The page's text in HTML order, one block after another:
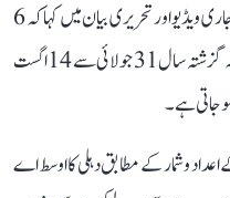
اجے ماکن نے سوشل میڈیا پلیٹ فارم ایکس پر جاری ویڈیو اور تحریری بیان میں کہا کہ 6
اگست سے 7 اگست تک کے اعداد و شمار کا موازنہ گزشتہ سال 31 جولائی سے 14 اگست
جاتی ہے۔
و شمار کے مطابق دہلی کا اوسط اے